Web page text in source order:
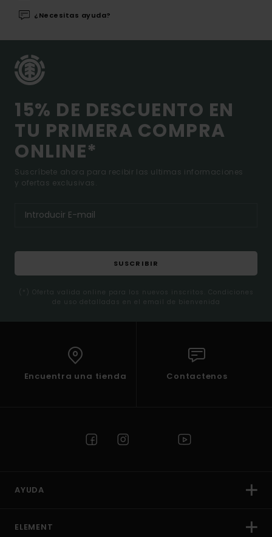
¿Necesitas ayuda?
15% DE DESCUENTO EN
TU PRIMERA COMPRA
ONLINE*
Suscríbete ahora para recibir las ultimas informaciones
y ofertas exclusivas.
SUSCRIBIR
(*) Oferta valida online para los nuevos inscritos. Condiciones
de uso detalladas en el email de bienvenida
Encuentra una tienda Contactenos
AYUDA
ELEMENT